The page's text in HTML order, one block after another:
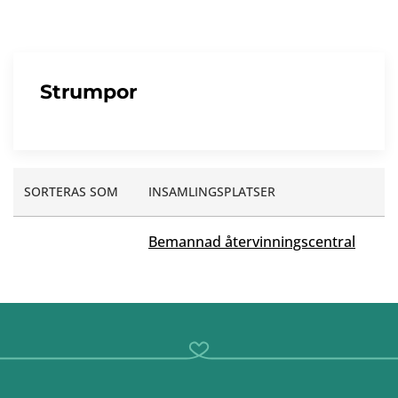
Strumpor
SORTERAS SOM INSAMLINGSPLATSER
Bemannad återvinningscentral